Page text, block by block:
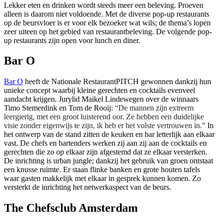
Lekker eten en drinken wordt steeds meer een beleving. Proeven
alleen is daarom niet voldoende. Met de diverse pop-up restaurants
op de beursvloer is er voor elk bezoeker wat wils; de thema’s lopen
zeer uiteen op het gebied van restaurantbeleving. De volgende pop-
up restaurants zijn open voor lunch en diner.
Bar O
Bar O heeft de Nationale RestaurantPITCH gewonnen dankzij hun
unieke concept waarbij kleine gerechten en cocktails evenveel
aandacht krijgen. Jurylid Maikel Lindewegen over de winnaars
Timo Stemerdink en Tom de Rooij: “De mannen zijn extreem
leergierig, met een groot luisterend oor. Ze hebben een duidelijke
visie zonder eigenwijs te zijn, ik heb er het volste vertrouwen in.” In
het ontwerp van de stand zitten de keuken en bar letterlijk aan elkaar
vast. De chefs en bartenders werken zij aan zij aan de cocktails en
gerechten die zo op elkaar zijn afgestemd dat ze elkaar versterken.
De inrichting is urban jungle; dankzij het gebruik van groen ontstaat
een knusse ruimte. Er staan flinke banken en grote houten tafels
waar gasten makkelijk met elkaar in gesprek kunnen komen. Zo
versterkt de inrichting het netwerkaspect van de beurs.
The Chefsclub Amsterdam